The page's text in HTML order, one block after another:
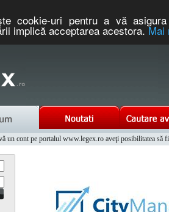
cookie-uri pentru a vă
implică acceptarea acestora.Mai
un cont pe portalul www.legex.ro aveţi posibilitatea să
- Managementul Integrat al Parcului Auto